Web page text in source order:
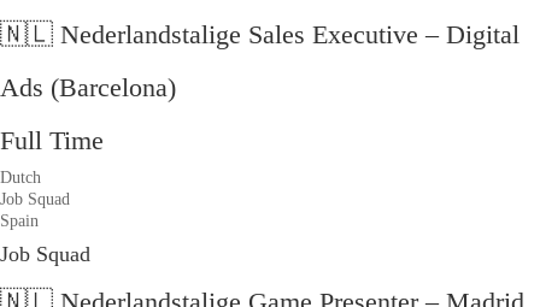
🇳🇱 Nederlandstalige Sales Executive – Digital
Ads (Barcelona)
Full Time
Dutch
Job Squad
Spain
Job Squad